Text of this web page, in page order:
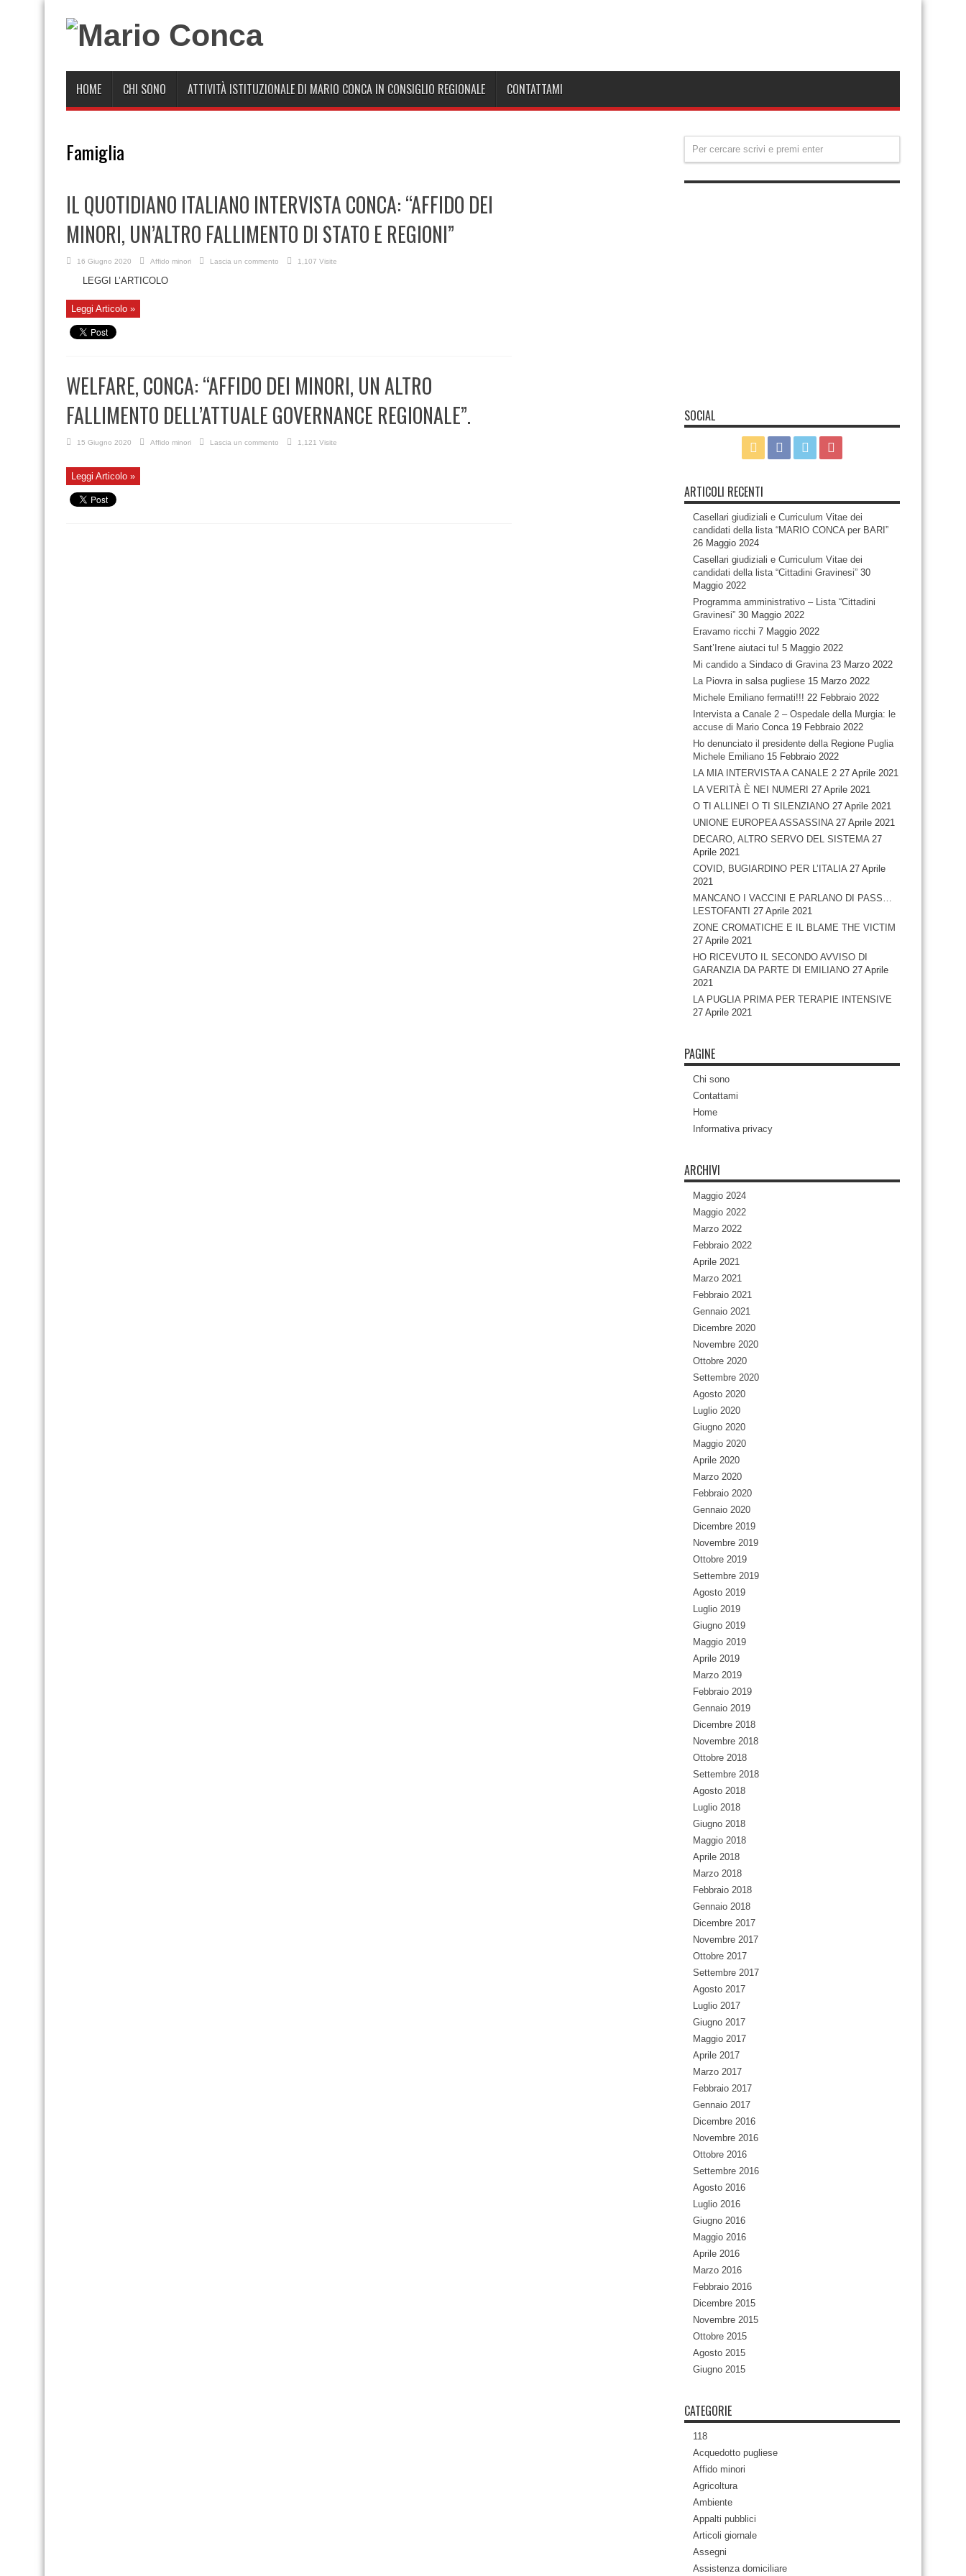
HOME CHI SONO ATTIVITÀ ISTITUZIONALE DI MARIO CONCA IN CONSIGLIO REGIONALE CONTATTAMI
Famiglia
IL QUOTIDIANO ITALIANO INTERVISTA CONCA: “AFFIDO DEI
MINORI, UN’ALTRO FALLIMENTO DI STATO E REGIONI”
16 Giugno 2020 Affido minori Lascia un commento 1,107 Visite
LEGGI L’ARTICOLO
Leggi Articolo »
WELFARE, CONCA: “AFFIDO DEI MINORI, UN ALTRO
FALLIMENTO DELL’ATTUALE GOVERNANCE REGIONALE”.
15 Giugno 2020 Affido minori Lascia un commento 1,121 Visite
Leggi Articolo »
SOCIAL
ARTICOLI RECENTI
Casellari giudiziali e Curriculum Vitae dei
candidati della lista “MARIO CONCA per BARI”
26 Maggio 2024
Casellari giudiziali e Curriculum Vitae dei
candidati della lista “Cittadini Gravinesi” 30
Maggio 2022
Programma amministrativo – Lista “Cittadini
Gravinesi” 30 Maggio 2022
Eravamo ricchi 7 Maggio 2022
Sant’Irene aiutaci tu! 5 Maggio 2022
Mi candido a Sindaco di Gravina 23 Marzo 2022
La Piovra in salsa pugliese 15 Marzo 2022
Michele Emiliano fermati!!! 22 Febbraio 2022
Intervista a Canale 2 – Ospedale della Murgia: le
accuse di Mario Conca 19 Febbraio 2022
Ho denunciato il presidente della Regione Puglia
Michele Emiliano 15 Febbraio 2022
LA MIA INTERVISTA A CANALE 2 27 Aprile 2021
LA VERITÀ È NEI NUMERI 27 Aprile 2021
O TI ALLINEI O TI SILENZIANO 27 Aprile 2021
UNIONE EUROPEA ASSASSINA 27 Aprile 2021
DECARO, ALTRO SERVO DEL SISTEMA 27
Aprile 2021
COVID, BUGIARDINO PER L’ITALIA 27 Aprile
2021
MANCANO I VACCINI E PARLANO DI PASS…
LESTOFANTI 27 Aprile 2021
ZONE CROMATICHE E IL BLAME THE VICTIM
27 Aprile 2021
HO RICEVUTO IL SECONDO AVVISO DI
GARANZIA DA PARTE DI EMILIANO 27 Aprile
2021
LA PUGLIA PRIMA PER TERAPIE INTENSIVE
27 Aprile 2021
PAGINE
Chi sono
Contattami
Home
Informativa privacy
ARCHIVI
Maggio 2024
Maggio 2022
Marzo 2022
Febbraio 2022
Aprile 2021
Marzo 2021
Febbraio 2021
Gennaio 2021
Dicembre 2020
Novembre 2020
Ottobre 2020
Settembre 2020
Agosto 2020
Luglio 2020
Giugno 2020
Maggio 2020
Aprile 2020
Marzo 2020
Febbraio 2020
Gennaio 2020
Dicembre 2019
Novembre 2019
Ottobre 2019
Settembre 2019
Agosto 2019
Luglio 2019
Giugno 2019
Maggio 2019
Aprile 2019
Marzo 2019
Febbraio 2019
Gennaio 2019
Dicembre 2018
Novembre 2018
Ottobre 2018
Settembre 2018
Agosto 2018
Luglio 2018
Giugno 2018
Maggio 2018
Aprile 2018
Marzo 2018
Febbraio 2018
Gennaio 2018
Dicembre 2017
Novembre 2017
Ottobre 2017
Settembre 2017
Agosto 2017
Luglio 2017
Giugno 2017
Maggio 2017
Aprile 2017
Marzo 2017
Febbraio 2017
Gennaio 2017
Dicembre 2016
Novembre 2016
Ottobre 2016
Settembre 2016
Agosto 2016
Luglio 2016
Giugno 2016
Maggio 2016
Aprile 2016
Marzo 2016
Febbraio 2016
Dicembre 2015
Novembre 2015
Ottobre 2015
Agosto 2015
Giugno 2015
CATEGORIE
118
Acquedotto pugliese
Affido minori
Agricoltura
Ambiente
Appalti pubblici
Articoli giornale
Assegni
Assistenza domiciliare